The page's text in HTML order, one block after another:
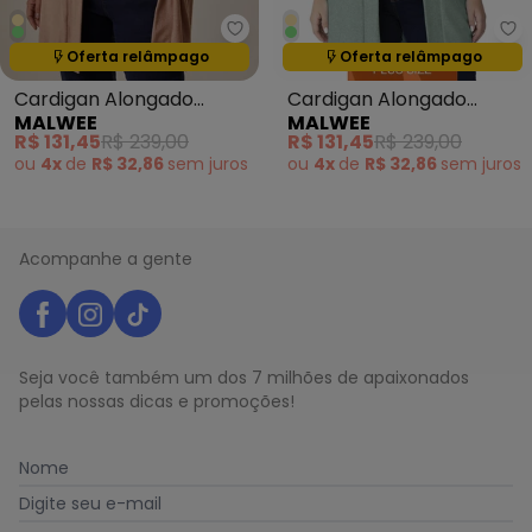
Malwee - Cardigan Alongado
Oferta relâmpago
Termina em:14:25:34
Cardigan Alongado
Peletizada Plus Bege
MALWEE
R$ 131,45R$ 239,00
ou 4x de R$ 32,86 sem juros
Oferta relâmpago
Termina em:14:25:34
Cardigan Alongado
Peletizada Plus Verde
Turquesa
MALWEE
R$ 131,45R$ 239,00
ou 4x de R$ 32,86 sem juros
Acompanhe a gente
Seja você também um dos 7 milhões de apaixonados
pelas nossas dicas e promoções!
Nome
Digite seu e-mail